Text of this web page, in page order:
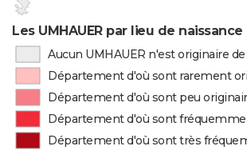
Les UMHAUER par lieu de naissance
Aucun UMHAUER n'est originaire
Département d'où sont rarement
Département d'où sont peu
Département d'où sont
Département d'où sont très